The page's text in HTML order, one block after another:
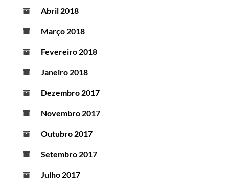
Abril 2018
Março 2018
Fevereiro 2018
Janeiro 2018
Dezembro 2017
Novembro 2017
Outubro 2017
Setembro 2017
Julho 2017